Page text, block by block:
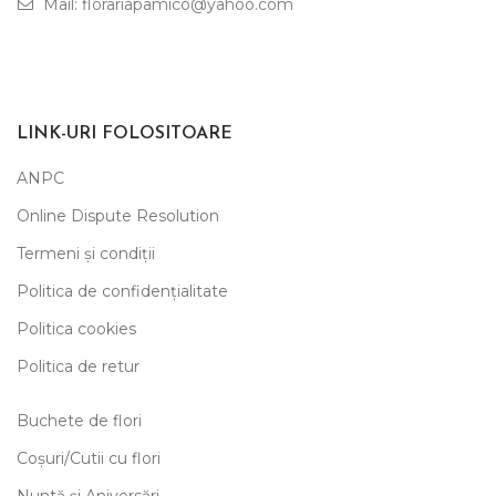
Mail: florariapamico@yahoo.com
LINK-URI FOLOSITOARE
ANPC
Online Dispute Resolution
Termeni și condiții
Politica de confidențialitate
Politica cookies
Politica de retur
Buchete de flori
Coșuri/Cutii cu flori